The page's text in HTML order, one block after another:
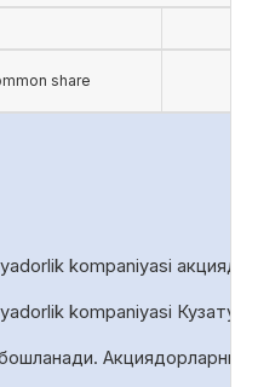
share
kompaniyasi
kompaniyasi Кузатув
Акциядорларни